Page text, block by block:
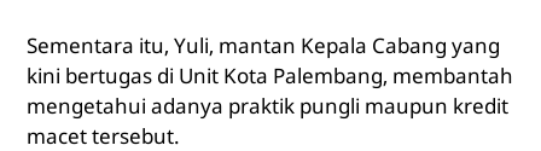
Sementara itu, Yuli, mantan Kepala Cabang yang
kini bertugas di Unit Kota Palembang, membantah
mengetahui adanya praktik pungli maupun kredit
macet tersebut.